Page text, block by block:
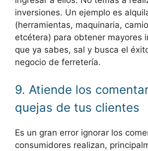
inversiones. Un ejemplo es
(herramientas, maquinaria,
etcétera) para obtener mayores
que ya sabes, sal y busca el
negocio de ferretería.
9. Atiende los
quejas de tus clientes
Es un gran error ignorar los
consumidores realizan,